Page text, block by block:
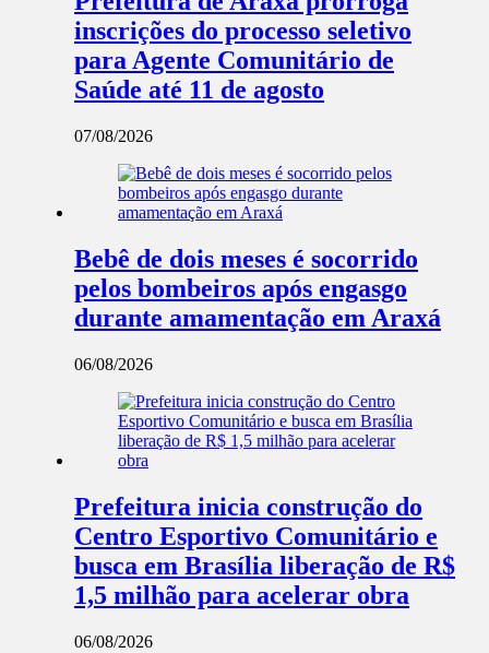
inscrições do processo seletivo
para Agente Comunitário de
Saúde até 11 de agosto
07/08/2026
Bebê de dois meses é socorrido
pelos bombeiros após engasgo
durante amamentação em Araxá
06/08/2026
Prefeitura inicia construção do
Centro Esportivo Comunitário e
busca em Brasília liberação de R$
1,5 milhão para acelerar obra
06/08/2026